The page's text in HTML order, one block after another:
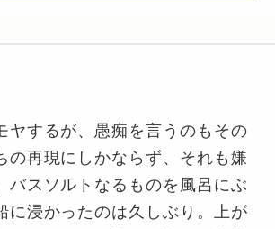
ヤするが、愚痴を言うのもその
の再現にしかならず、それも嫌
バスソルトなるものを風呂にぶ
に浸かったのは久しぶり。上が